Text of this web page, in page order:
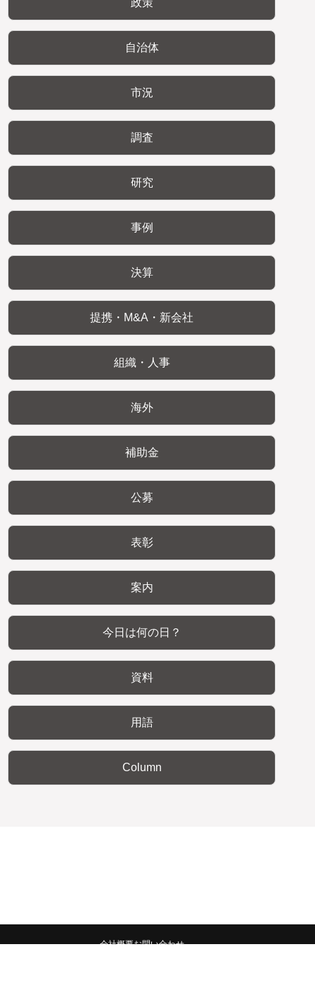
政策
自治体
市況
調査
研究
事例
決算
提携・M&A・新会社
組織・人事
海外
補助金
公募
表彰
案内
今日は何の日？
資料
用語
Column
会社概要お問い合わせ